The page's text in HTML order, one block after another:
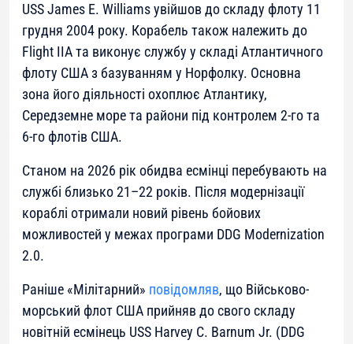
USS James E. Williams увійшов до складу флоту 11
грудня 2004 року. Корабель також належить до
Flight IIA та виконує службу у складі Атлантичного
флоту США з базуванням у Норфолку. Основна
зона його діяльності охоплює Атлантику,
Середземне море та райони під контролем 2-го та
6-го флотів США.
Станом на 2026 рік обидва есмінці перебувають на
службі близько 21–22 років. Після модернізації
кораблі отримали новий рівень бойових
можливостей у межах програми DDG Modernization
2.0.
Раніше «Мілітарний» повідомляв, що Військово-
морський флот США прийняв до свого складу
новітній есмінець USS Harvey C. Barnum Jr. (DDG